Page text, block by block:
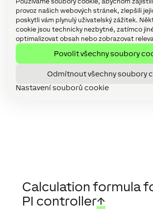
provoz našich webových stránek, zlepšili
poskytli vám plynulý uživatelský zážitek.
cookie jsou technicky nezbytné, zatímco
optimalizovat obsah nebo zobrazovat
Povolit všechny soubory
Odmítnout všechny soubory
Nastavení souborů cookie
Calculation formula
PI controller↑